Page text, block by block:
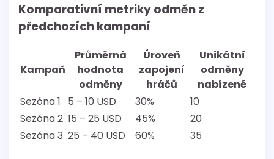
Komparativní metriky odměn z
předchozích kampaní
Kampaň
Průměrná
hodnota
odměny
Úroveň
zapojení
hráčů
Unikátní
odměny
nabízené
Sezóna 1
5 – 10 USD 30%
10
Sezóna 2 15 – 25 USD 45%
20
Sezóna 3 25 – 40 USD 60% 35